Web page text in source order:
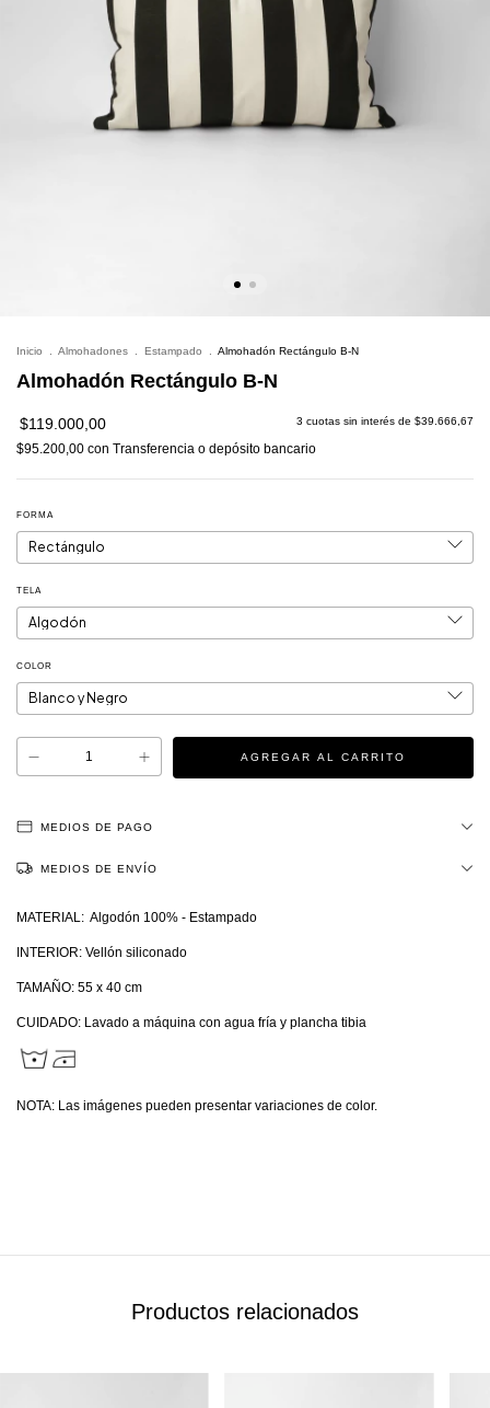
Inicio . Almohadones . Estampado . Almohadón Rectángulo B-N
Almohadón Rectángulo B-N
$119.000,00 3 cuotas sin interés de $39.666,67
$95.200,00 con Transferencia o depósito bancario
FORMA
TELA
COLOR
MEDIOS DE PAGO
MEDIOS DE ENVÍO
MATERIAL: Algodón 100% - Estampado
INTERIOR: Vellón siliconado
TAMAÑO: 55 x 40 cm
CUIDADO: Lavado a máquina con agua fría y plancha tibia
NOTA: Las imágenes pueden presentar variaciones de color.
Productos relacionados